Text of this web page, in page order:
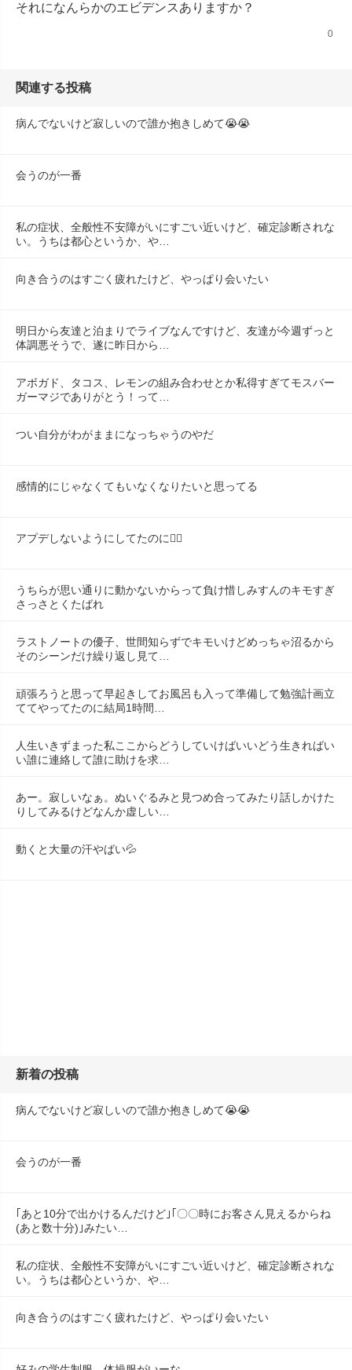
それになんらかのエビデンスありますか？
0
関連する投稿
病んでないけど寂しいので誰か抱きしめて😭😭
会うのが一番
私の症状、全般性不安障がいにすごい近いけど、確定診断されな
い。うちは都心というか、や…
向き合うのはすごく疲れたけど、やっぱり会いたい
明日から友達と泊まりでライブなんですけど、友達が今週ずっと
体調悪そうで、遂に昨日から…
アボガド、タコス、レモンの組み合わせとか私得すぎてモスバー
ガーマジでありがとう！って…
つい自分がわがままになっちゃうのやだ
感情的にじゃなくてもいなくなりたいと思ってる
アプデしないようにしてたのに😶‍🌫️
うちらが思い通りに動かないからって負け惜しみすんのキモすぎ
さっさとくたばれ
ラストノートの優子、世間知らずでキモいけどめっちゃ沼るから
そのシーンだけ繰り返し見て…
頑張ろうと思って早起きしてお風呂も入って準備して勉強計画立
ててやってたのに結局1時間…
人生いきずまった私ここからどうしていけばいいどう生きればい
い誰に連絡して誰に助けを求…
あー。寂しいなぁ。ぬいぐるみと見つめ合ってみたり話しかけた
りしてみるけどなんか虚しい…
動くと大量の汗やばい💦
新着の投稿
病んでないけど寂しいので誰か抱きしめて😭😭
会うのが一番
｢あと10分で出かけるんだけど｣｢〇〇時にお客さん見えるからね
(あと数十分)｣みたい…
私の症状、全般性不安障がいにすごい近いけど、確定診断されな
い。うちは都心というか、や…
向き合うのはすごく疲れたけど、やっぱり会いたい